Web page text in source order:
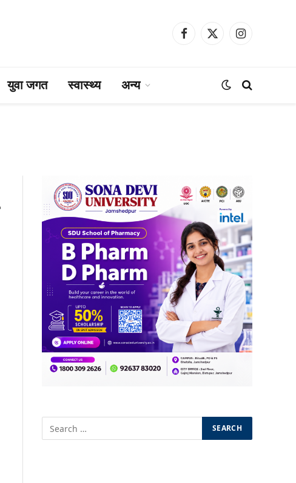
Facebook
X
Instagram
युवा जगत स्वास्थ्य अन्य